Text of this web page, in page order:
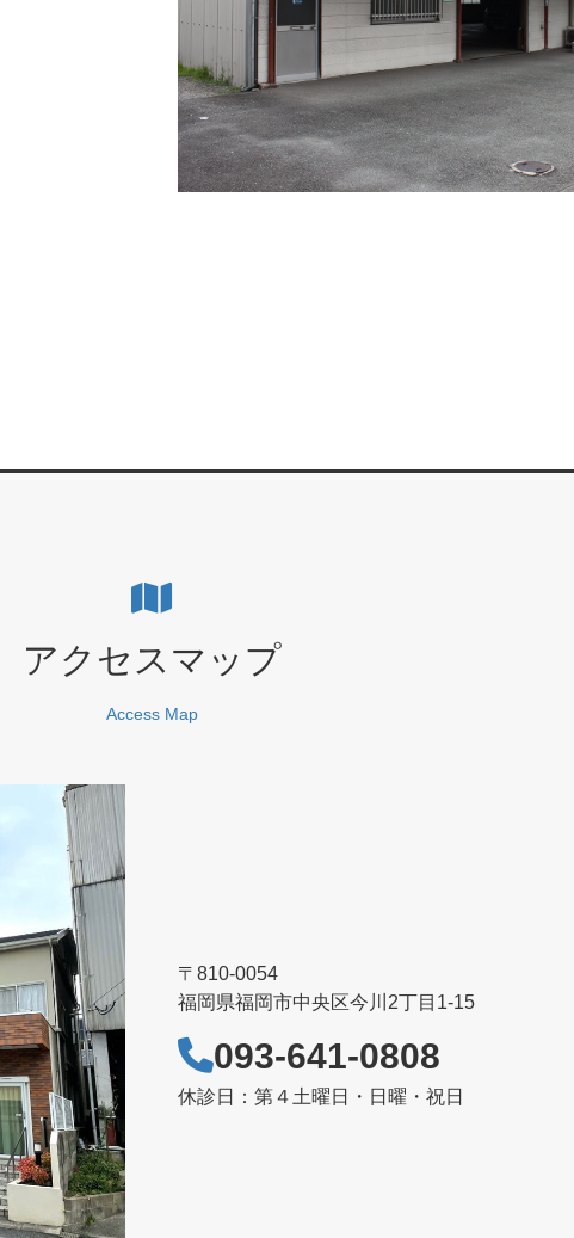
アクセスマップ
Access Map
〒810-0054
福岡県福岡市中央区今川2丁目1-15
093-641-0808
休診日：第４土曜日・日曜・祝日